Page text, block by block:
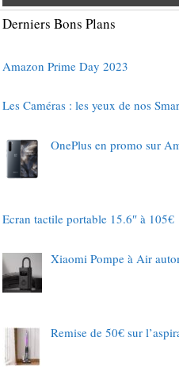
Derniers Bons Plans
Amazon Prime Day 2023
Les Caméras : les yeux de nos
OnePlus en promo sur
Ecran tactile portable 15.6″ à 105€
Xiaomi Pompe à Air
Remise de 50€ sur